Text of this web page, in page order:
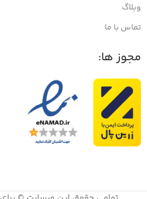
وبلاگ
تماس با ما
مجوز ها: